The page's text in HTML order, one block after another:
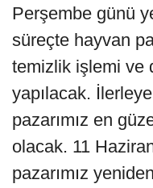
Perşembe günü
süreçte hayvan
temizlik işlemi ve
yapılacak.
pazarımız en
olacak. 11
pazarımız